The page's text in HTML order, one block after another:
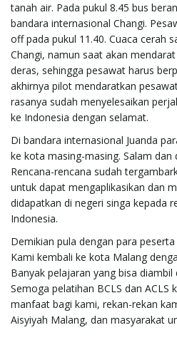
tanah air. Pada pukul 8.45 bus
bandara internasional Changi.
off pada pukul 11.40. Cuaca cerah
Changi, namun saat akan
deras, sehingga pesawat harus
akhirnya pilot mendaratkan
rasanya sudah menyelesaikan
ke Indonesia dengan selamat.
Di bandara internasional Juanda
ke kota masing-masing. Salam dan
Rencana-rencana sudah
untuk dapat mengaplikasikan dan
didapatkan di negeri singa kepada
Indonesia.
Demikian pula dengan para
Kami kembali ke kota Malang
Banyak pelajaran yang bisa diambil
Semoga pelatihan BCLS dan ACLS
manfaat bagi kami, rekan-rekan
Aisyiyah Malang, dan masyarakat